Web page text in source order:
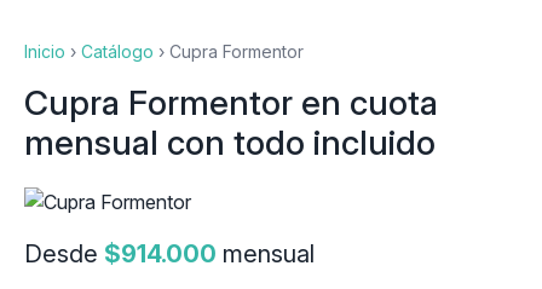
Inicio › Catálogo › Cupra Formentor
Cupra Formentor en cuota
mensual con todo incluido
Desde $914.000 mensual